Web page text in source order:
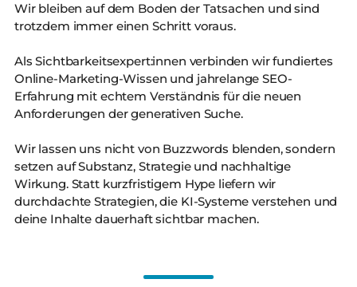
Wir bleiben auf dem Boden der Tatsachen und sind
trotzdem immer einen Schritt voraus.
Als Sichtbarkeitsexpert:innen verbinden wir fundiertes
Online-Marketing-Wissen und jahrelange SEO-
Erfahrung mit echtem Verständnis für die neuen
Anforderungen der generativen Suche.
Wir lassen uns nicht von Buzzwords blenden, sondern
setzen auf Substanz, Strategie und nachhaltige
Wirkung. Statt kurzfristigem Hype liefern wir
durchdachte Strategien, die KI-Systeme verstehen und
deine Inhalte dauerhaft sichtbar machen.